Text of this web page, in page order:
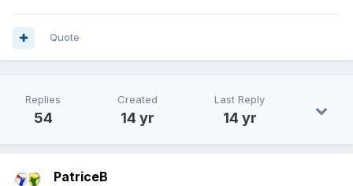
Quote
Replies
54
Created
14 yr
Last Reply
14 yr
PatriceB